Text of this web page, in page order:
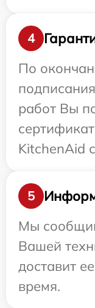
4
По
работ Вы
KitchenAid
5
Мы
Вашей
доставит
время.